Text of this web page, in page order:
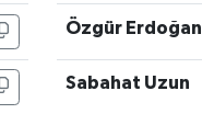
Özgür Erdoğan
Sabahat Uzun